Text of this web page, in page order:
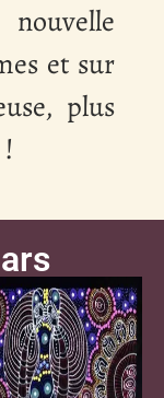
et sur
plus